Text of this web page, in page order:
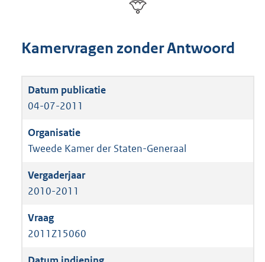
Kamervragen zonder Antwoord
04-07-2011
Tweede Kamer der Staten-Generaal
2010-2011
2011Z15060